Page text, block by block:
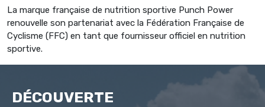
La marque française de nutrition sportive Punch Power
renouvelle son partenariat avec la Fédération Française de
Cyclisme (FFC) en tant que fournisseur officiel en nutrition
sportive.
DÉCOUVERTE